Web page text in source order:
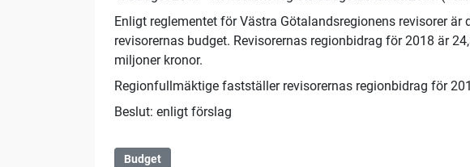
Enligt reglementet för Västra Götalandsregionens revisorer
revisorernas budget. Revisorernas regionbidrag för 2018 är
miljoner kronor.
Regionfullmäktige fastställer revisorernas regionbidrag för
Beslut: enligt förslag
Budget